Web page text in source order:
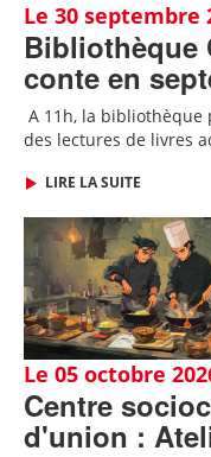
Le 30 septembre
Bibliothèque
conte en
A 11h, la bibliothèque
des lectures de livres
LIRE LA SUITE
Le 05 octobre
Centre
d'union :